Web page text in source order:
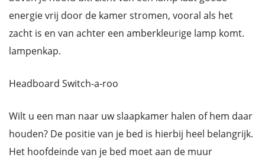
energie vrij door de kamer stromen, vooral als het
zacht is en van achter een amberkleurige lamp komt.
lampenkap.
Headboard Switch-a-roo
Wilt u een man naar uw slaapkamer halen of hem daar
houden? De positie van je bed is hierbij heel belangrijk.
Het hoofdeinde van je bed moet aan de muur